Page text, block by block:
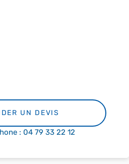
UN DEVIS
: 04 79 33 22 12